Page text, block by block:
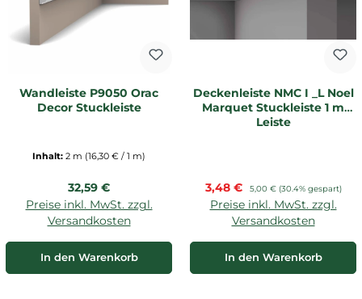
Wandleiste P9050 Orac
Decor Stuckleiste
Inhalt: 2 m (16,30 € / 1 m)
Regulärer Preis:
32,59 €
Preise inkl. MwSt. zzgl.
Versandkosten
In den Warenkorb
Deckenleiste NMC I _L Noel
Marquet Stuckleiste 1 m
Leiste
Verkaufspreis:
3,48 € Regulärer Preis:
5,00 € (30.4% gespart)
Preise inkl. MwSt. zzgl.
Versandkosten
In den Warenkorb